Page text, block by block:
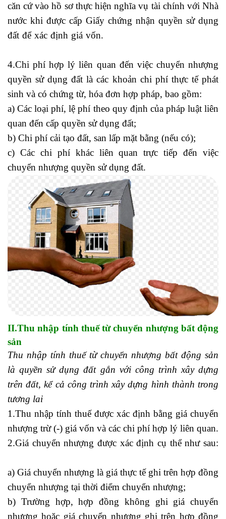
căn cứ vào hồ sơ thực hiện nghĩa vụ tài chính với Nhà
nước khi được cấp Giấy chứng nhận quyền sử dụng
đất để xác định giá vốn.
4.Chi phí hợp lý liên quan đến việc chuyển nhượng
quyền sử dụng đất là các khoản chi phí thực tế phát
sinh và có chứng từ, hóa đơn hợp pháp, bao gồm:
a) Các loại phí, lệ phí theo quy định của pháp luật liên
quan đến cấp quyền sử dụng đất;
b) Chi phí cải tạo đất, san lấp mặt bằng (nếu có);
c) Các chi phí khác liên quan trực tiếp đến việc
chuyển nhượng quyền sử dụng đất.
II.Thu nhập tính thuế từ chuyển nhượng bất động
sản
Thu nhập tính thuế từ chuyển nhượng bất động sản
là quyền sử dụng đất gắn với công trình xây dựng
trên đất, kể cả công trình xây dựng hình thành trong
tương lai
1.Thu nhập tính thuế được xác định bằng giá chuyển
nhượng trừ (-) giá vốn và các chi phí hợp lý liên quan.
2.Giá chuyển nhượng được xác định cụ thể như sau:
a) Giá chuyển nhượng là giá thực tế ghi trên hợp đồng
chuyển nhượng tại thời điểm chuyển nhượng;
b) Trường hợp, hợp đồng không ghi giá chuyển
nhượng hoặc giá chuyển nhượng ghi trên hợp đồng